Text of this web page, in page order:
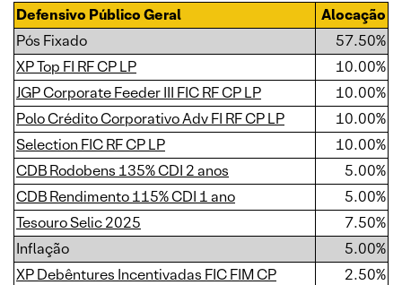
Defensivo Público Geral
Alocação
Pós Fixado
57.50%
XP Top FI RF CP LP
10.00%
JGP Corporate Feeder III FIC RF CP LP
10.00%
Polo Crédito Corporativo Adv FI RF CP LP
10.00%
Selection FIC RF CP LP
10.00%
CDB Rodobens 135% CDI 2 anos
5.00%
CDB Rendimento 115% CDI 1 ano
5.00%
Tesouro Selic 2025
7.50%
Inflação
5.00%
XP Debêntures Incentivadas FIC FIM CP
2.50%